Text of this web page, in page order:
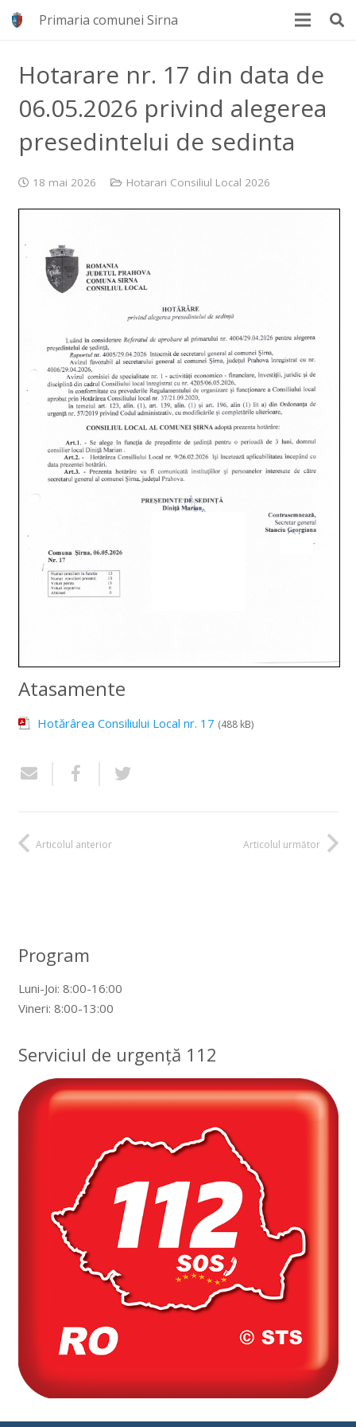
Primaria comunei Sirna
Hotarare nr. 17 din data de
06.05.2026 privind alegerea
presedintelui de sedinta
18 mai 2026 Hotarari Consiliul Local 2026
Atasamente
Hotărârea Consiliului Local nr. 17 (488 kB)
Articolul anterior Articolul următor
Program
Luni-Joi: 8:00-16:00
Vineri: 8:00-13:00
Serviciul de urgență 112